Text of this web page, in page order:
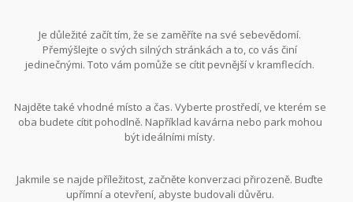
Je důležité začít tím, že se zaměříte na své sebevědomí.
Přemýšlejte o svých silných stránkách a to, co vás činí
jedinečnými. Toto vám pomůže se cítit pevnější v kramflecích.
Najděte také vhodné místo a čas. Vyberte prostředí, ve kterém se
oba budete cítit pohodlně. Například kavárna nebo park mohou
být ideálními místy.
Jakmile se najde příležitost, začněte konverzaci přirozeně. Buďte
upřímní a otevření, abyste budovali důvěru.